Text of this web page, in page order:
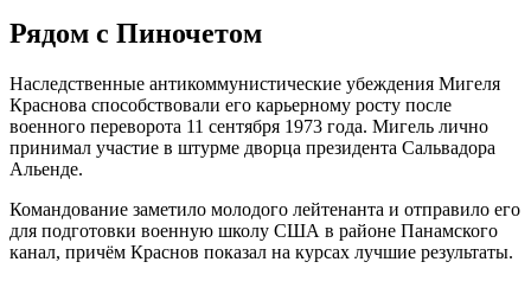
Рядом с Пиночетом
Наследственные антикоммунистические убеждения Мигеля
Краснова способствовали его карьерному росту после
военного переворота 11 сентября 1973 года. Мигель лично
принимал участие в штурме дворца президента Сальвадора
Альенде.
Командование заметило молодого лейтенанта и отправило его
для подготовки военную школу США в районе Панамского
канал, причём Краснов показал на курсах лучшие результаты.